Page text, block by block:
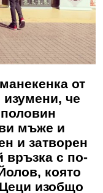
от
изумени, че
мъже и
и затворен
връзка с по-
която
изобщо